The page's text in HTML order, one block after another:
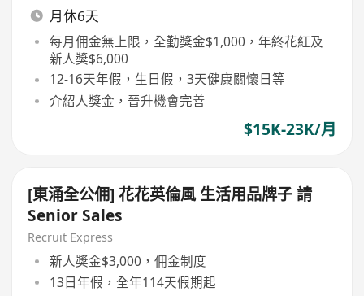
月休6天
每月佣金無上限，全勤獎金$1,000，年終花紅及
新人獎$6,000
12-16天年假，生日假，3天健康關懷日等
介紹人獎金，晉升機會完善
$15K-23K/月
[東涌全公佣] 花花英倫風 生活用品牌子 請
Senior Sales
Recruit Express
新人獎金$3,000，佣金制度
13日年假，全年114天假期起